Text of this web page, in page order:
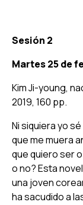
Sesión 2
Martes 25 de
Kim Ji-young,
2019, 160 pp.
Ni siquiera yo
que me muera
que quiero ser
o no? Esta
una joven
ha sacudido a